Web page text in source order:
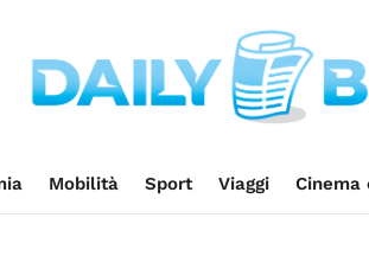
Mobilità Sport Viaggi Cinema